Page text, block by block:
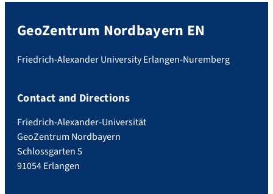
GeoZentrum Nordbayern EN
Friedrich-Alexander University Erlangen-Nuremberg
Contact and Directions
Friedrich-Alexander-Universität
GeoZentrum Nordbayern
Schlossgarten 5
91054 Erlangen